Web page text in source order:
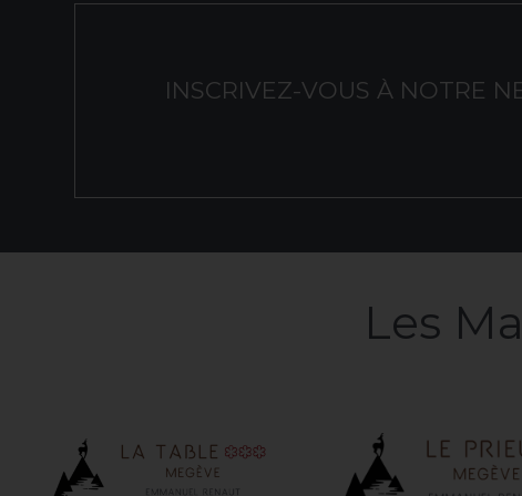
INSCRIVEZ-VOUS À NOTRE
Les